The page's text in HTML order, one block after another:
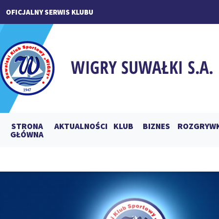
OFICJALNY SERWIS KLUBU
STRONA
GŁÓWNA
AKTUALNOŚCI KLUB BIZNES